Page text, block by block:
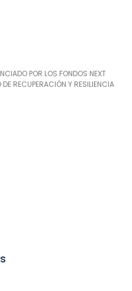
POR LOS FONDOS NEXT
RECUPERACIÓN Y RESILIENCIA